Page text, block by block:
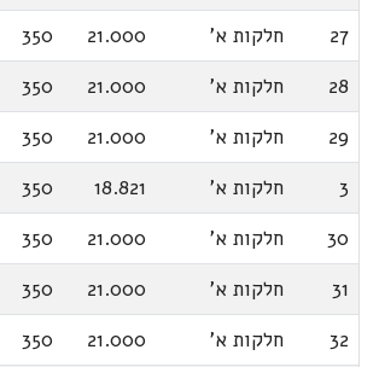
27
חלקות א' 21.000
350
28
חלקות א' 21.000
350
29
חלקות א' 21.000
350
3
חלקות א' 18.821
350
30
חלקות א' 21.000
350
31
חלקות א' 21.000
350
32
חלקות א' 21.000
350